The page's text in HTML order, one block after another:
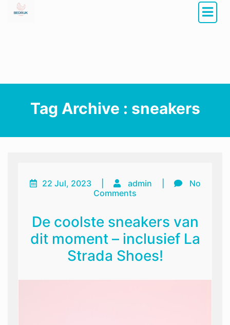
Tag Archive : sneakers
22 Jul, 2023 admin
No
Comments
De coolste sneakers van
dit moment – inclusief La
Strada Shoes!